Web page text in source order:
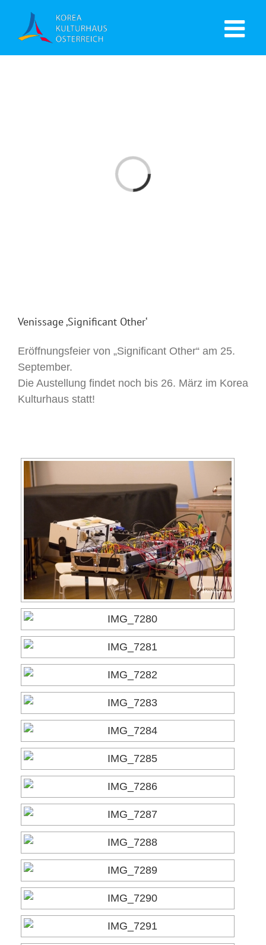
Laden...
Venissage ‚Significant Other‘
Eröffnungsfeier von „Significant Other“ am 25.
September.
Die Austellung findet noch bis 26. März im Korea
Kulturhaus statt!